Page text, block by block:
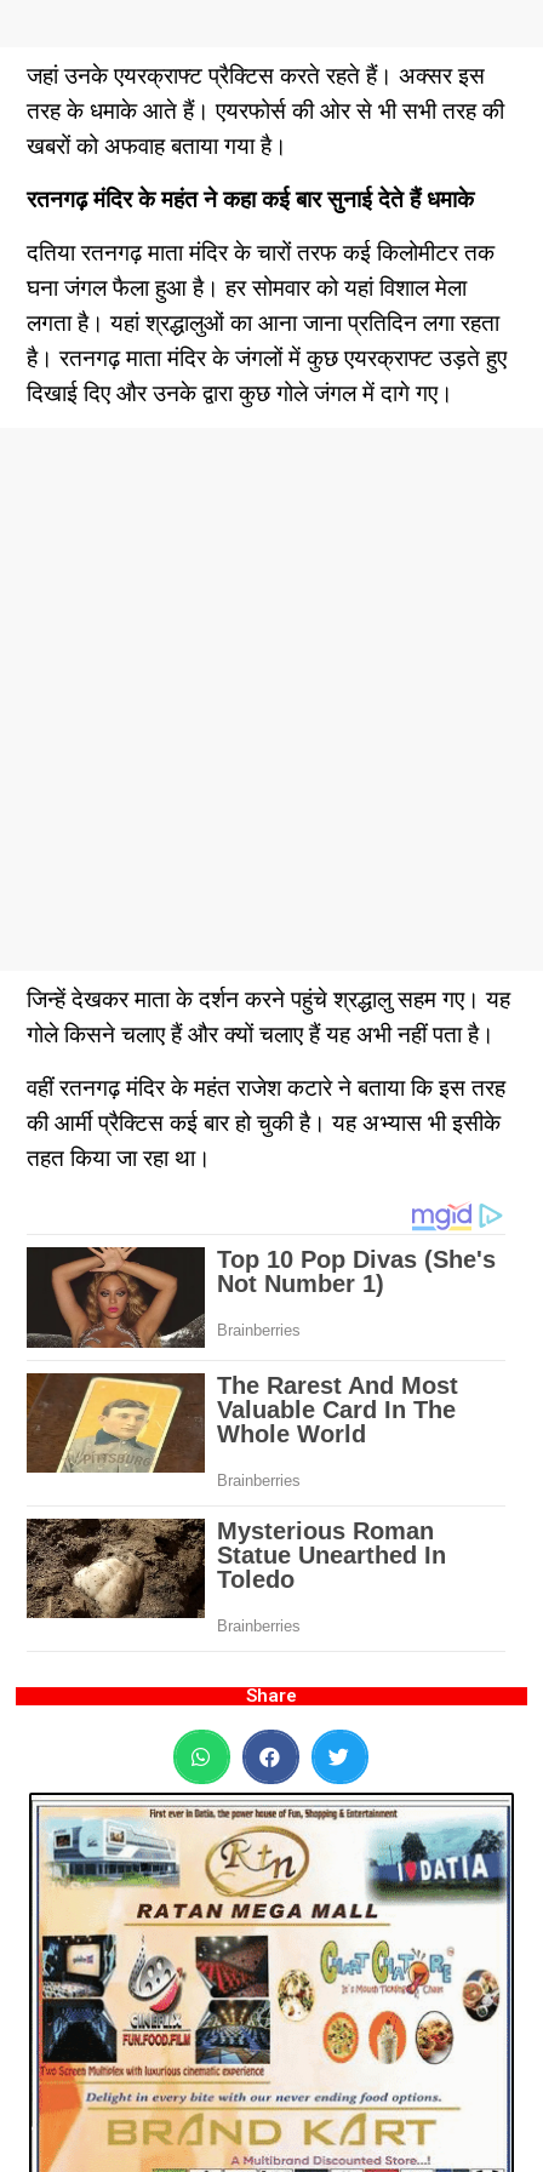
जहां उनके एयरक्राफ्ट प्रैक्टिस करते रहते हैं। अक्सर इस
तरह के धमाके आते हैं। एयरफोर्स की ओर से भी सभी तरह की
खबरों को अफवाह बताया गया है।
रतनगढ़ मंदिर के महंत ने कहा कई बार सुनाई देते हैं धमाके
दतिया रतनगढ़ माता मंदिर के चारों तरफ कई किलोमीटर तक
घना जंगल फैला हुआ है। हर सोमवार को यहां विशाल मेला
लगता है। यहां श्रद्धालुओं का आना जाना प्रतिदिन लगा रहता
है। रतनगढ़ माता मंदिर के जंगलों में कुछ एयरक्राफ्ट उड़ते हुए
दिखाई दिए और उनके द्वारा कुछ गोले जंगल में दागे गए।
जिन्हें देखकर माता के दर्शन करने पहुंचे श्रद्धालु सहम गए। यह
गोले किसने चलाए हैं और क्यों चलाए हैं यह अभी नहीं पता है।
वहीं रतनगढ़ मंदिर के महंत राजेश कटारे ने बताया कि इस तरह
की आर्मी प्रैक्टिस कई बार हो चुकी है। यह अभ्यास भी इसीके
तहत किया जा रहा था।
Share